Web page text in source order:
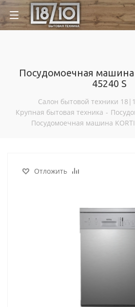
Посудомоечная машина
45240 S
Салон бытовой техники
Крупная бытовая техника -
Посудомоечная машина
Отложить